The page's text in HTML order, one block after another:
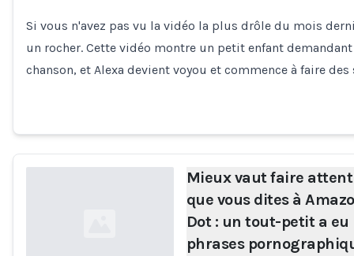
Si vous n'avez pas vu la vidéo la plus drôle du mois
un rocher. Cette vidéo montre un petit enfant
chanson, et Alexa devient voyou et commence à faire
Mieux vaut faire
que vous dites à
Dot : un tout-petit a eu
phrases